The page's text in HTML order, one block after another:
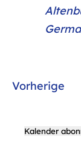
Vorherige
Kalender